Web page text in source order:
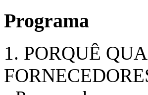
Programa
1. PORQUÊ